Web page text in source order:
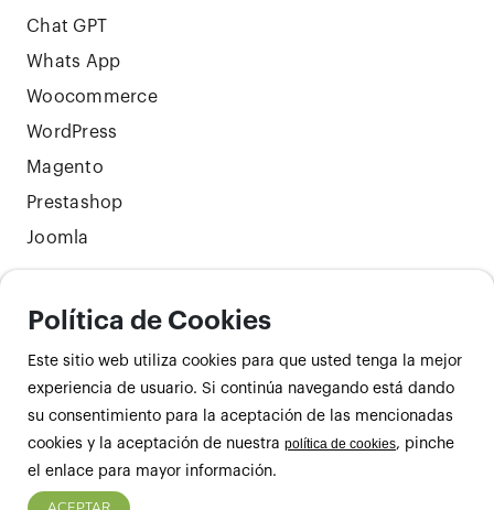
Chat GPT
Whats App
Woocommerce
WordPress
Magento
Prestashop
Joomla
Síguenos
Términos y
Política de Cookies
Este sitio web utiliza cookies para que usted tenga la mejor
experiencia de usuario. Si continúa navegando está dando
su consentimiento para la aceptación de las mencionadas
cookies y la aceptación de nuestra política de cookies, pinche
el enlace para mayor información.